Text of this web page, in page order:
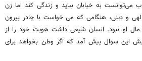
می‌توانست به خیابان بیاید و زندگی کند اما زن
و دینی، هنگامی که می خواست با چادر بیرون
مال او نبود. انسان شیعی داشت هویت خود را از
این سوال پیش آمد که اگر وطن بخواهد برای